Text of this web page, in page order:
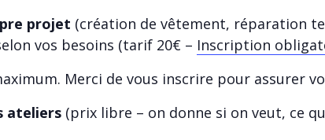
projet (création de vêtement, réparation
vos besoins (tarif 20€ – Inscription
Merci de vous inscrire pour assurer
ateliers (prix libre – on donne si on veut, ce